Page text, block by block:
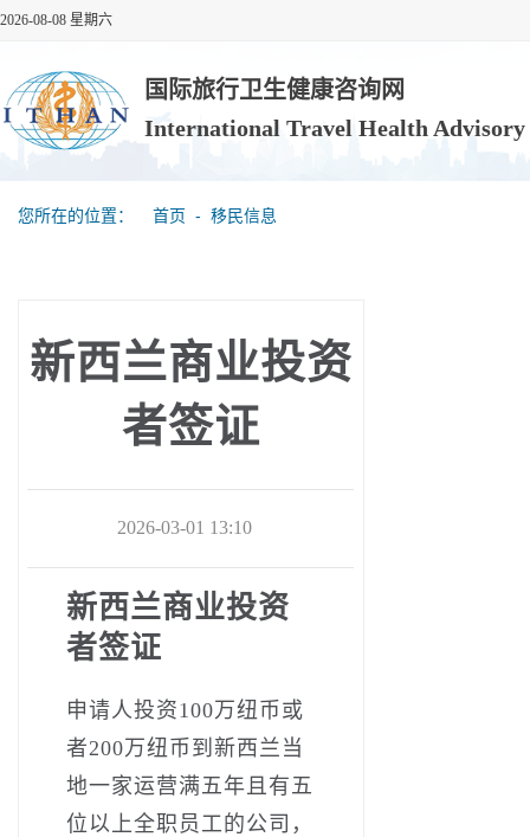
2026-08-08 星期六
国际旅行卫生健康咨询网
International Travel Health
您所在的位置： 首页 ‐ 移民信息
新西兰商业投资
者签证
2026-03-01 13:10
新西兰商业投资
者签证
申请人投资100万纽币或
者200万纽币到新西兰当
地一家运营满五年且有五
位以上全职员工的公司，